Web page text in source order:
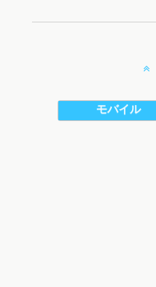
モバイル